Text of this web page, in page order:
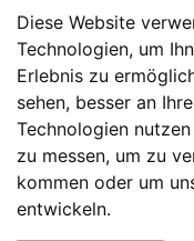
Diese Website
Technologien, um
Erlebnis zu
sehen, besser an
Technologien
zu messen, um zu
kommen oder um
entwickeln.